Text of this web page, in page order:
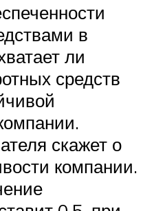
в
ли
средств
скажет о
компании.